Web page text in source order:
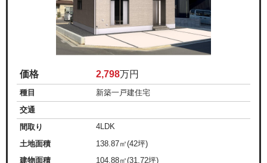
価格 2,798万円
種目
新築一戸建住宅
交通
間取り
4LDK
土地面積
138.87㎡(42坪)
建物面積
104.88㎡(31.72坪)